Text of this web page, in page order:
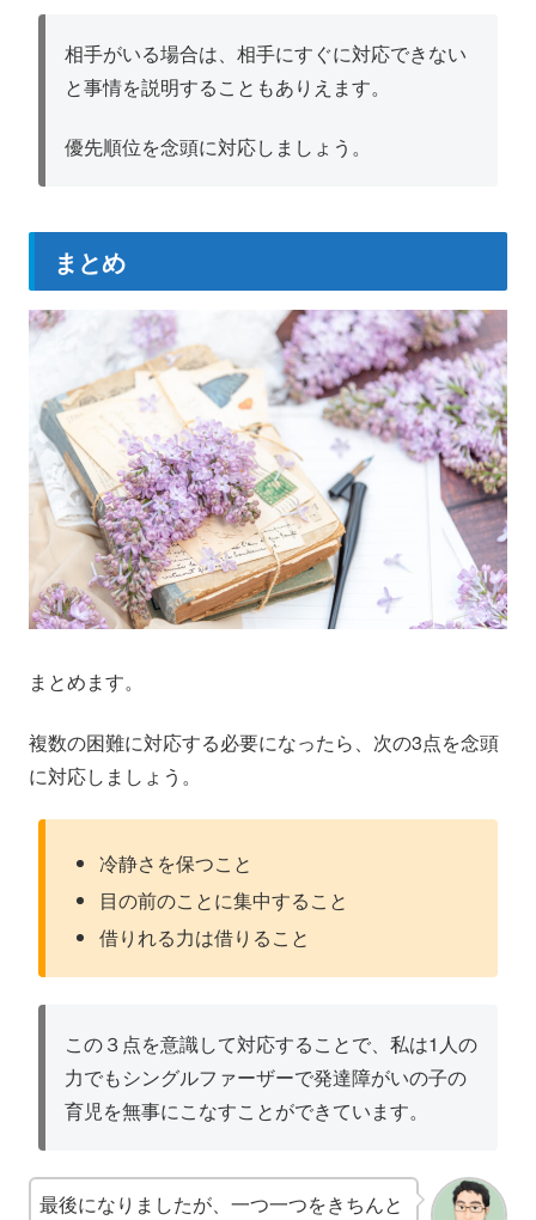
相手がいる場合は、相手にすぐに対応できない
と事情を説明することもありえます。
優先順位を念頭に対応しましょう。
まとめ
まとめます。
複数の困難に対応する必要になったら、次の3点を念頭
に対応しましょう。
冷静さを保つこと
目の前のことに集中すること
借りれる力は借りること
この３点を意識して対応することで、私は1人の
力でもシングルファーザーで発達障がいの子の
育児を無事にこなすことができています。
最後になりましたが、一つ一つをきちんと